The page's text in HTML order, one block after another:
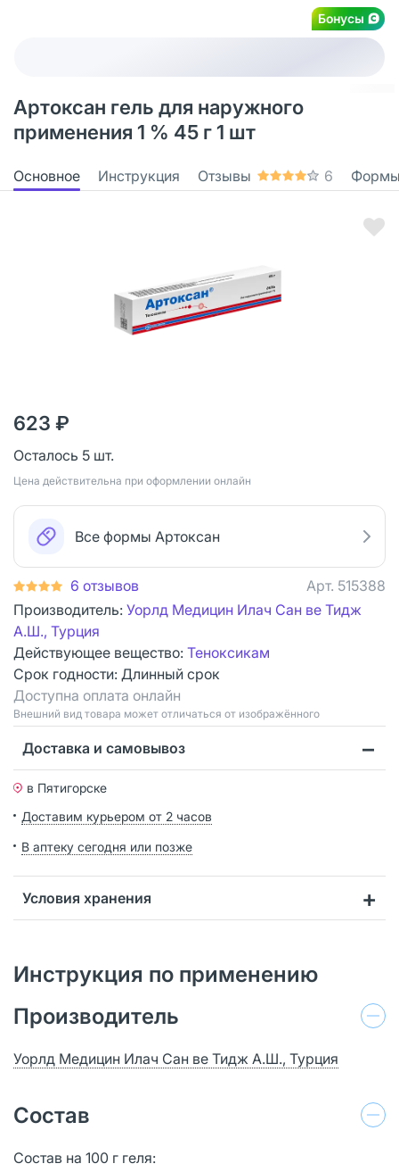
Бонусы
Артоксан гель для наружного
применения 1 % 45 г 1 шт
Основное Инструкция Отзывы 6
623 ₽
Осталось 5 шт.
Цена действительна при оформлении онлайн
Все формы Артоксан
6 отзывов Арт. 515388
Производитель: Уорлд Медицин Илач Сан ве Тидж
А.Ш., Турция
Действующее вещество: Теноксикам
Срок годности: Длинный срок
Доступна оплата онлайн
Bнешний вид товара может отличаться от изображённого
Доставка и самовывоз
в Пятигорске
Доставим курьером от 2 часов
В аптеку сегодня или позже
Условия хранения
Инструкция по применению
Производитель
Уорлд Медицин Илач Сан ве Тидж А.Ш., Турция
Состав
Состав на 100 г геля: